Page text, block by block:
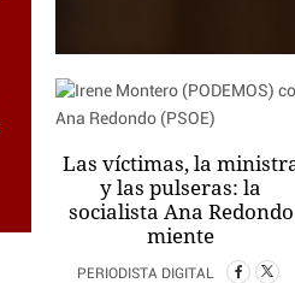
Las víctimas, la
y las pulseras: la
socialista Ana Redondo
miente
PERIODISTA DIGITAL